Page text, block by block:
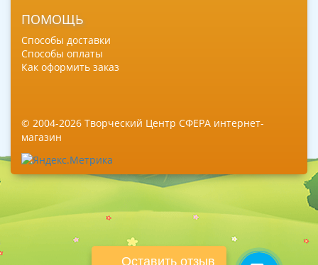
Оставить отзыв
ПОМОЩЬ
Способы доставки
Способы оплаты
Как оформить заказ
© 2004-2026 Творческий Центр СФЕРА интернет-
магазин